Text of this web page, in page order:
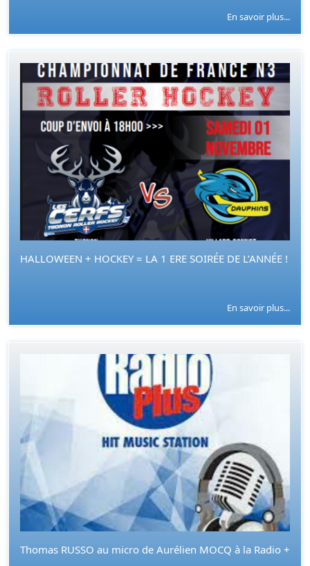
En savoir plus...
HALLOWEEN + HOCKEY = LA 1 ERE SOIRÉE DE L’ANNÉE !
En savoir plus...
Thomas RUSSO au micro de Aurélien MOCQ à la Radio +